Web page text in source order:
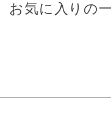
お気に入りの